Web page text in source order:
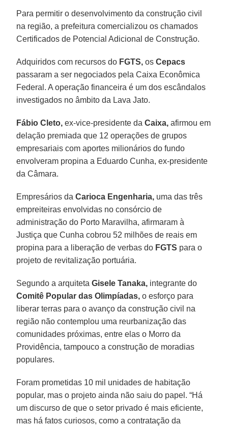
Para permitir o desenvolvimento da construção civil
na região, a prefeitura comercializou os chamados
Certificados de Potencial Adicional de Construção.
Adquiridos com recursos do FGTS, osCepacs
passaram a ser negociados pela Caixa Econômica
Federal. A operação financeira é um dos escândalos
investigados no âmbito da Lava Jato.
Fábio Cleto, ex-vice-presidente daCaixa, afirmou em
delação premiada que 12 operações de grupos
empresariais com aportes milionários do fundo
envolveram propina a Eduardo Cunha, ex-presidente
da Câmara.
Empresários daCarioca Engenharia, uma das três
empreiteiras envolvidas no consórcio de
administração do Porto Maravilha, afirmaram à
Justiça que Cunha cobrou 52 milhões de reais em
propina para a liberação de verbas do FGTS para o
projeto de revitalização portuária.
Segundo a arquitetaGisele Tanaka, integrante do
Comitê Popular das Olimpíadas, o esforço para
liberar terras para o avanço da construção civil na
região não contemplou uma reurbanização das
comunidades próximas, entre elas o Morro da
Providência, tampouco a construção de moradias
populares.
Foram prometidas 10 mil unidades de habitação
popular, mas o projeto ainda não saiu do papel. “Há
um discurso de que o setor privado é mais eficiente,
mas há fatos curiosos, como a contratação da